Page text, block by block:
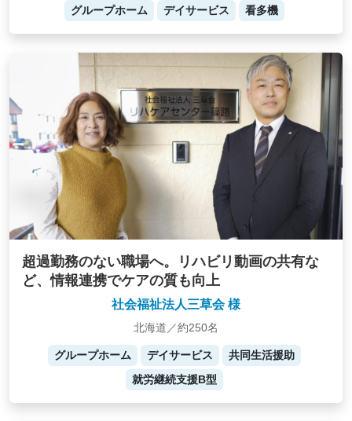
グループホーム デイサービス 看多機
超過勤務のない職場へ。リハビリ動画の共有な
ど、情報連携でケアの質も向上
社会福祉法人三草会 様
北海道／約250名
グループホーム デイサービス
共同生活援助
就労継続支援B型